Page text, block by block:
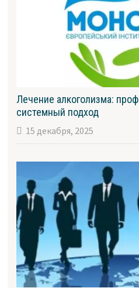
Лечение алкоголизма:
системный подход
15 декабря, 2025